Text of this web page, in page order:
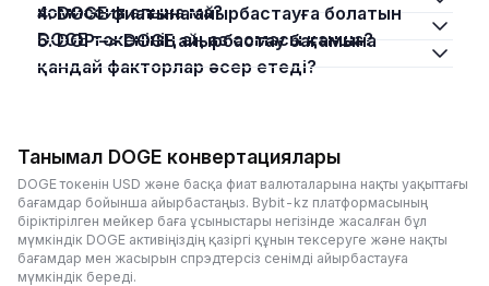
комиссия алына ма?
4. DOGE фиатына айырбастауға болатын
DOGE токенінің ең аз сомасы қанша?
5. DOP –> DOGE айырбастау бағамына
қандай факторлар әсер етеді?
Танымал DOGE конвертациялары
DOGE токенін USD және басқа фиат валюталарына нақты уақыттағы
бағамдар бойынша айырбастаңыз. Bybit-kz платформасының
біріктірілген мейкер баға ұсыныстары негізінде жасалған бұл
мүмкіндік DOGE активіңіздің қазіргі құнын тексеруге және нақты
бағамдар мен жасырын спрэдтерсіз сенімді айырбастауға
мүмкіндік береді.